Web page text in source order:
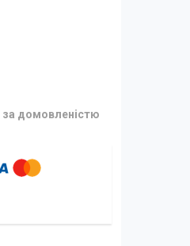
за домовленістю